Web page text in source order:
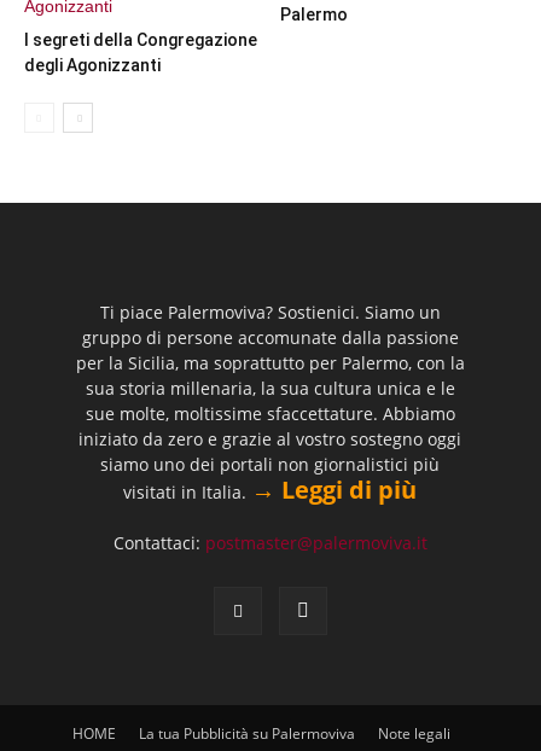
I segreti della Congregazione
degli Agonizzanti
Palermo
Ti piace Palermoviva? Sostienici. Siamo un
gruppo di persone accomunate dalla passione
per la Sicilia, ma soprattutto per Palermo, con la
sua storia millenaria, la sua cultura unica e le
sue molte, moltissime sfaccettature. Abbiamo
iniziato da zero e grazie al vostro sostegno oggi
siamo uno dei portali non giornalistici più
visitati in Italia. → Leggi di più
Contattaci: postmaster@palermoviva.it
HOME La tua Pubblicità su Palermoviva
Note legali